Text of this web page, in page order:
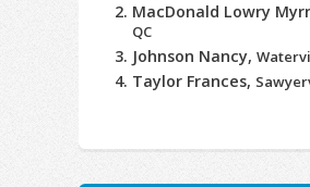
MacDonald Lowry
QC
Johnson Nancy,
Taylor Frances,